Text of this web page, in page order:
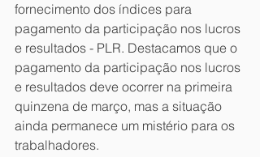
fornecimento dos índices para
pagamento da participação nos lucros
e resultados - PLR. Destacamos que o
pagamento da participação nos lucros
e resultados deve ocorrer na primeira
quinzena de março, mas a situação
ainda permanece um mistério para os
trabalhadores.